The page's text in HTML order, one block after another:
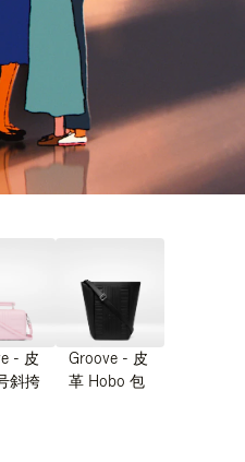
- 皮
斜挎
Groove - 皮
革 Hobo 包